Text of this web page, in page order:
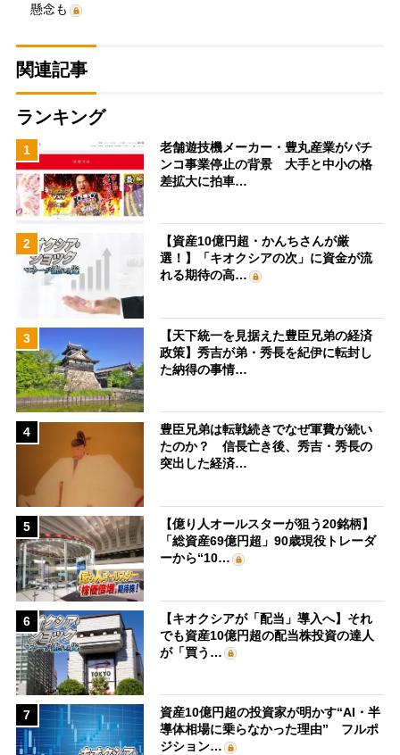
懸念も
関連記事
ランキング
1
老舗遊技機メーカー・豊丸産業がパチ
ンコ事業停止の背景 大手と中小の格
差拡大に拍車…
2
【資産10億円超・かんちさんが厳
選！】「キオクシアの次」に資金が流
れる期待の高…
3
【天下統一を見据えた豊臣兄弟の経済
政策】秀吉が弟・秀長を紀伊に転封し
た納得の事情…
4
豊臣兄弟は転戦続きでなぜ軍費が続い
たのか？ 信長亡き後、秀吉・秀長の
突出した経済…
5
【億り人オールスターが狙う20銘柄】
「総資産69億円超」90歳現役トレーダ
ーから“10…
6
【キオクシアが「配当」導入へ】それ
でも資産10億円超の配当株投資の達人
が「買う…
7
資産10億円超の投資家が明かす“AI・半
導体相場に乗らなかった理由” フルポ
ジション…